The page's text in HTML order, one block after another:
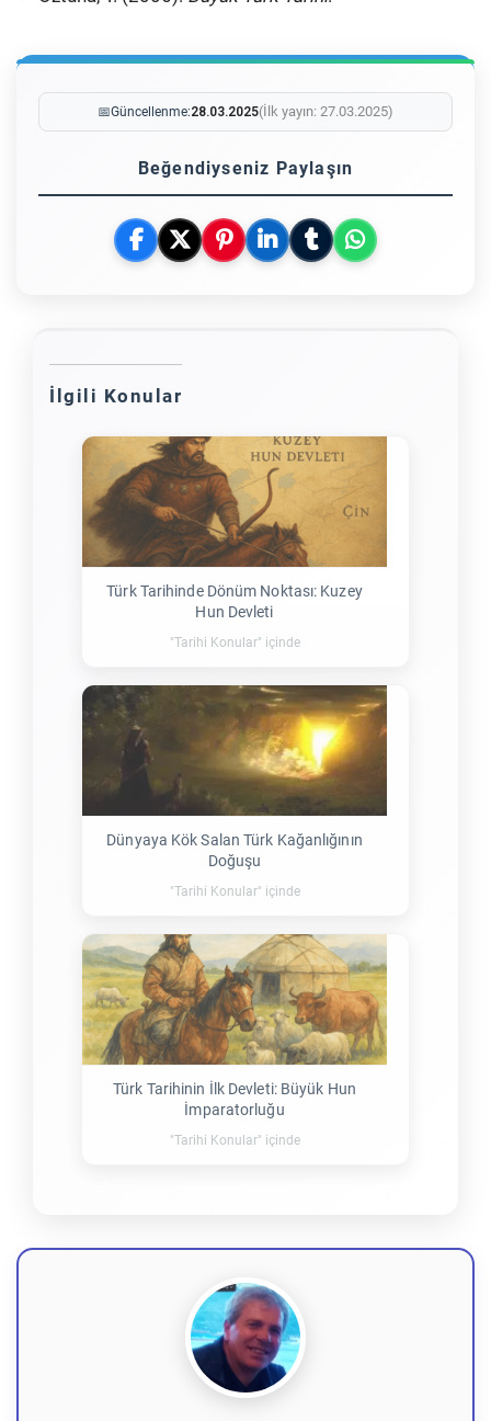
📅Güncellenme:28.03.2025(İlk yayın: 27.03.2025)
Beğendiyseniz Paylaşın
İlgili Konular
Türk Tarihinde Dönüm Noktası: Kuzey
Hun Devleti
"Tarihi Konular" içinde
Dünyaya Kök Salan Türk Kağanlığının
Doğuşu
"Tarihi Konular" içinde
Türk Tarihinin İlk Devleti: Büyük Hun
İmparatorluğu
"Tarihi Konular" içinde